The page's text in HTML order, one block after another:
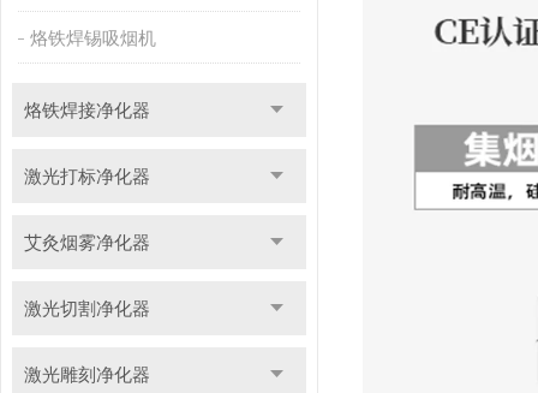
烙铁焊锡吸烟机
烙铁焊接净化器
激光打标净化器
艾灸烟雾净化器
激光切割净化器
激光雕刻净化器